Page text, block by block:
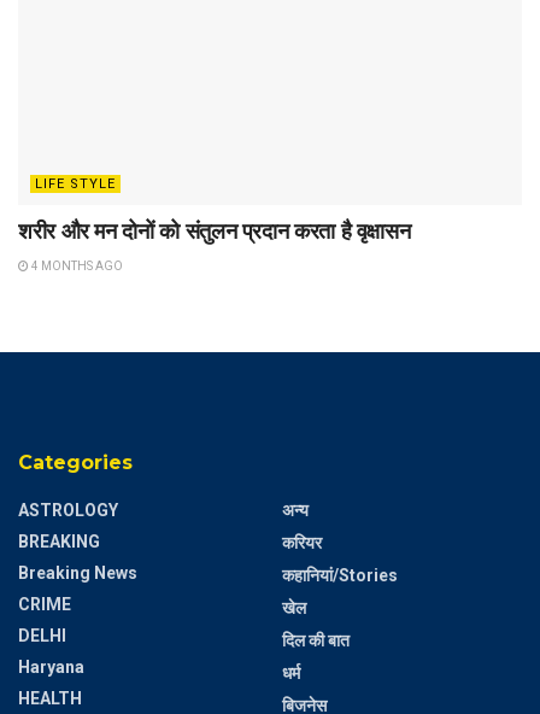
LIFE STYLE
शरीर और मन दोनों को संतुलन प्रदान करता है वृक्षासन
4 MONTHS AGO
Categories
ASTROLOGY
BREAKING
Breaking News
CRIME
DELHI
Haryana
HEALTH
अन्य
करियर
कहानियां/Stories
खेल
दिल की बात
धर्म
बिजनेस